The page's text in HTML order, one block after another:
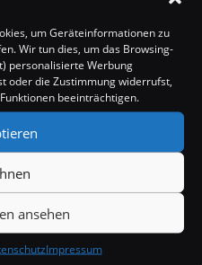
um Geräteinformationen zu
Wir tun dies, um das Browsing-
personalisierte Werbung
oder die Zustimmung widerrufst,
beeinträchtigen.
ansehen
Impressum